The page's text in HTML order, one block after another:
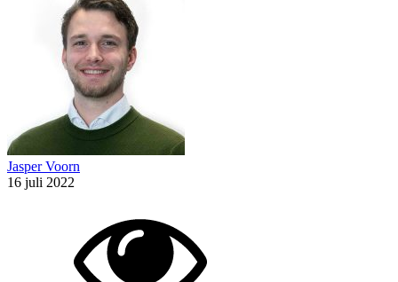
Jasper Voorn
16 juli 2022